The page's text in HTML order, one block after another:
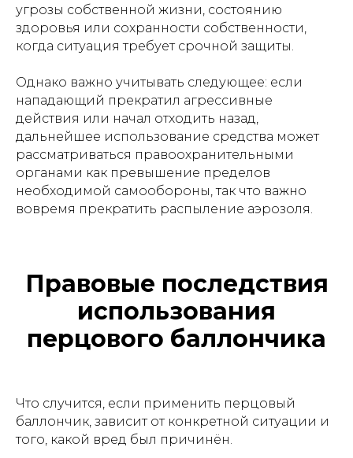
угрозы собственной жизни, состоянию
здоровья или сохранности собственности,
когда ситуация требует срочной защиты.
Однако важно учитывать следующее: если
нападающий прекратил агрессивные
действия или начал отходить назад,
дальнейшее использование средства может
рассматриваться правоохранительными
органами как превышение пределов
необходимой самообороны, так что важно
вовремя прекратить распыление аэрозоля.
Правовые последствия
использования
перцового баллончика
Что случится, если применить перцовый
баллончик, зависит от конкретной ситуации и
того, какой вред был причинён.